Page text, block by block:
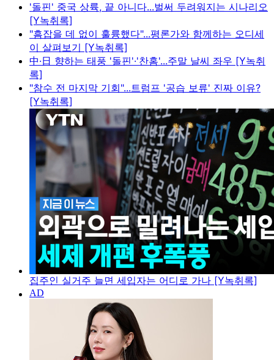
'돌핀' 중국 상륙, 끝 아니다...벌써 두려워지는 시나리오
[Y녹취록]
"흠잡을 데 없이 훌륭했다"...평론가와 함께하는 오디세
이 살펴보기 [Y녹취록]
中·日 향하는 태풍 '돌핀'·'찬홈'...주말 날씨 좌우 [Y녹취
록]
"참수 전 마지막 기회"...트럼프 '공습 보류' 진짜 이유?
[Y녹취록]
집주인 실거주 늘면 세입자는 어디로 가나 [Y녹취록]